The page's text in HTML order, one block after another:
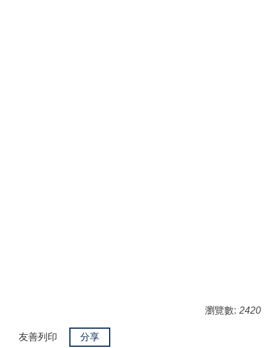
瀏覽數: 2420
友善列印 分享